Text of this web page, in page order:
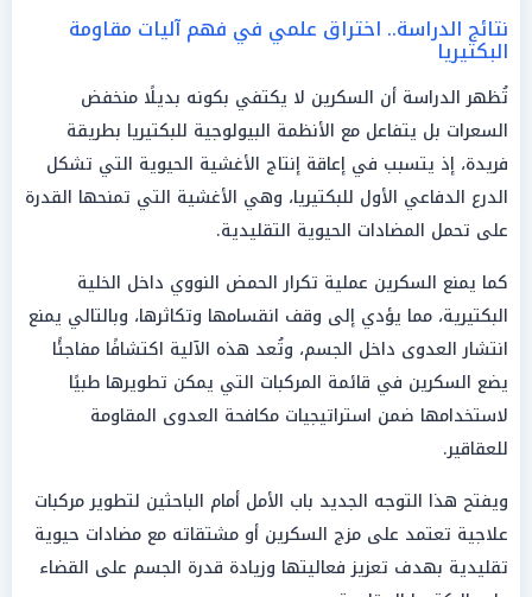
نتائج الدراسة.. اختراق علمي في فهم آليات مقاومة
البكتيريا
تُظهر الدراسة أن السكرين لا يكتفي بكونه بديلًا منخفض
السعرات بل يتفاعل مع الأنظمة البيولوجية للبكتيريا بطريقة
فريدة، إذ يتسبب في إعاقة إنتاج الأغشية الحيوية التي تشكل
الدرع الدفاعي الأول للبكتيريا، وهي الأغشية التي تمنحها القدرة
على تحمل المضادات الحيوية التقليدية.
كما يمنع السكرين عملية تكرار الحمض النووي داخل الخلية
البكتيرية، مما يؤدي إلى وقف انقسامها وتكاثرها، وبالتالي يمنع
انتشار العدوى داخل الجسم، وتُعد هذه الآلية اكتشافًا مفاجئًا
يضع السكرين في قائمة المركبات التي يمكن تطويرها طبيًا
لاستخدامها ضمن استراتيجيات مكافحة العدوى المقاومة
للعقاقير.
ويفتح هذا التوجه الجديد باب الأمل أمام الباحثين لتطوير مركبات
علاجية تعتمد على مزج السكرين أو مشتقاته مع مضادات حيوية
تقليدية بهدف تعزيز فعاليتها وزيادة قدرة الجسم على القضاء